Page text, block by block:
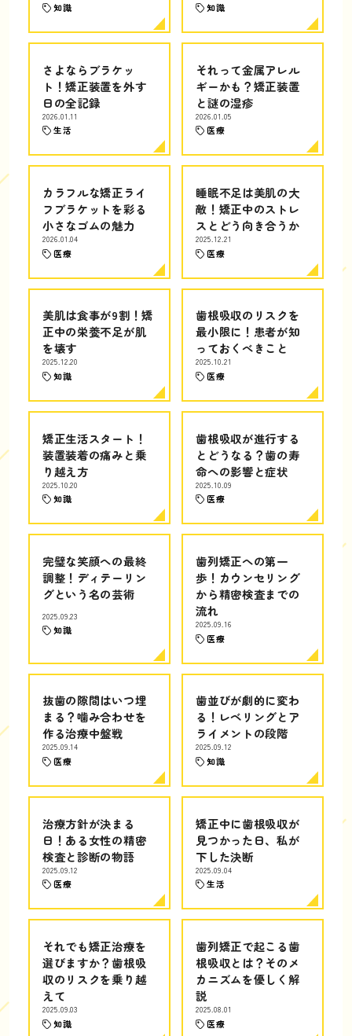
知識 知識
さよならブラケッ
ト！矯正装置を外す
日の全記録
2026.01.11
生活
それって金属アレル
ギーかも？矯正装置
と謎の湿疹
2026.01.05
医療
カラフルな矯正ライ
フブラケットを彩る
小さなゴムの魅力
2026.01.04
医療
睡眠不足は美肌の大
敵！矯正中のストレ
スとどう向き合うか
2025.12.21
医療
美肌は食事が9割！矯
正中の栄養不足が肌
を壊す
2025.12.20
知識
歯根吸収のリスクを
最小限に！患者が知
っておくべきこと
2025.10.21
医療
矯正生活スタート！
装置装着の痛みと乗
り越え方
2025.10.20
知識
歯根吸収が進行する
とどうなる？歯の寿
命への影響と症状
2025.10.09
医療
完璧な笑顔への最終
調整！ディテーリン
グという名の芸術
2025.09.23
知識
歯列矯正への第一
歩！カウンセリング
から精密検査までの
流れ
2025.09.16
医療
抜歯の隙間はいつ埋
まる？噛み合わせを
作る治療中盤戦
2025.09.14
医療
歯並びが劇的に変わ
る！レベリングとア
ライメントの段階
2025.09.12
知識
治療方針が決まる
日！ある女性の精密
検査と診断の物語
2025.09.12
医療
矯正中に歯根吸収が
見つかった日、私が
下した決断
2025.09.04
生活
それでも矯正治療を
選びますか？歯根吸
収のリスクを乗り越
えて
2025.09.03
知識
歯列矯正で起こる歯
根吸収とは？そのメ
カニズムを優しく解
説
2025.08.01
医療